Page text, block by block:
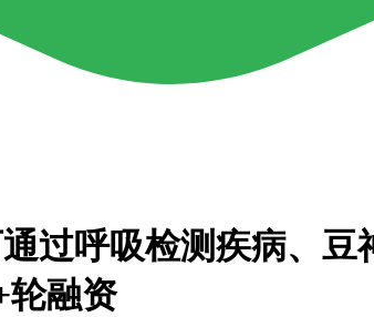
过呼吸检测疾病、
轮融资